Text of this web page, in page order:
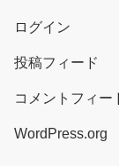
ログイン
投稿フィード
コメントフィー
WordPress.org